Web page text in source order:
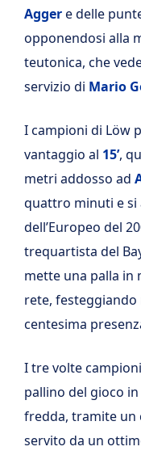
Aggere delle
opponendosi alla
teutonica, che
servizio di Mario
I campioni di Löw
vantaggio al 15’,
metri addosso ad
quattro minuti e si
dell’Europeo del
trequartista del
mette una palla in
rete,
centesima
I tre volte
pallino del gioco
fredda, tramite un
servito da un